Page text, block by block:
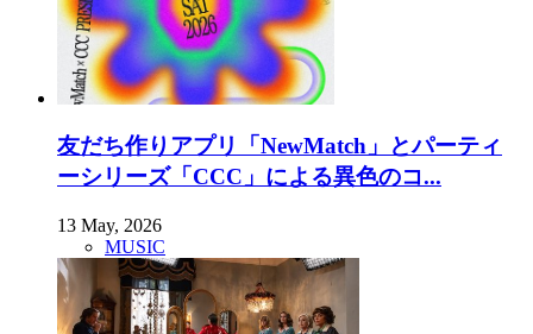
友だち作りアプリ「NewMatch」とパーティ
ーシリーズ「CCC」による異色のコ...
13 May, 2026
MUSIC